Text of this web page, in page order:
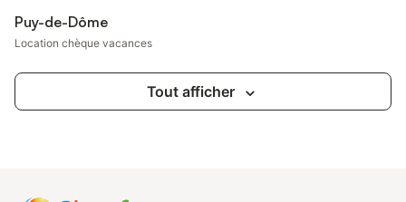
Puy-de-Dôme
Location chèque vacances
Tout afficher